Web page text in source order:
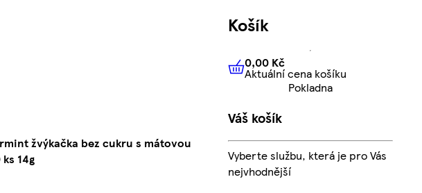
žvýkačka bez cukru s mátovou
14g
Košík
0,00 KčAktuální cena košíku
0,00 Kč
Aktuální cena košíku
Pokladna
Váš košík
Vyberte službu, která je pro Vás
nejvhodnější